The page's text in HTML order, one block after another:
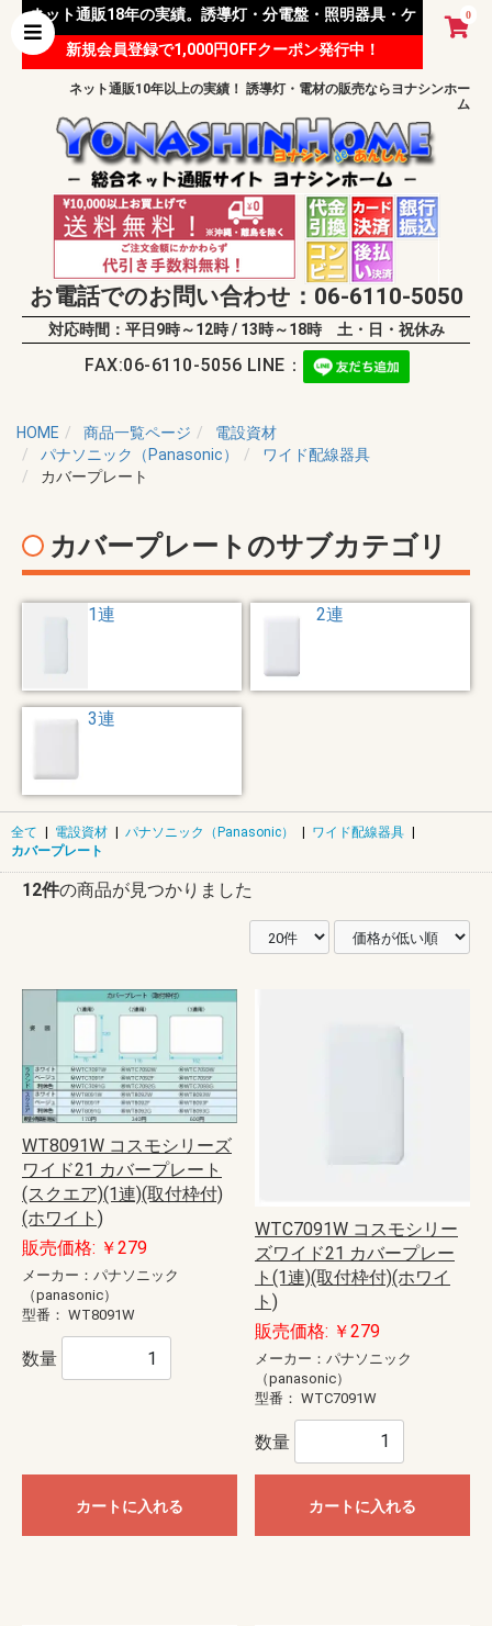
0
ネット通販18年の実績。誘導灯・分電盤・照明器具・ケ
ーブル等 様々な資材を取り扱っています。
新規会員登録で1,000円OFFクーポン発行中！
ネット通販10年以上の実績！ 誘導灯・電材の販売ならヨナシンホー
ム
お電話でのお問い合わせ：06-6110-5050
対応時間：平日9時～12時 / 13時～18時 土・日・祝休み
FAX:06-6110-5056 LINE：
HOME 商品一覧ページ
電設資材
パナソニック（Panasonic）
ワイド配線器具
カバープレート
カバープレートのサブカテゴリ
1連 2連
3連
全て | 電設資材 | パナソニック（Panasonic） | ワイド配線器具 |
カバープレート
12件の商品が見つかりました
WT8091W コスモシリーズ
ワイド21 カバープレート
(スクエア)(1連)(取付枠付)
(ホワイト)
販売価格: ￥279
メーカー：パナソニック
（panasonic）
型番： WT8091W
数量
カートに入れる
WTC7091W コスモシリー
ズワイド21 カバープレー
ト(1連)(取付枠付)(ホワイ
ト)
販売価格: ￥279
メーカー：パナソニック
（panasonic）
型番： WTC7091W
数量
カートに入れる